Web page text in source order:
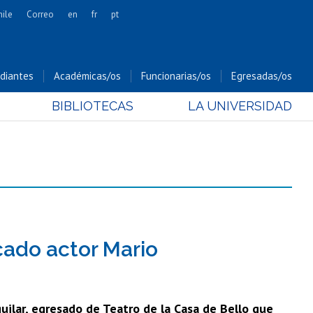
Cs. Forestales y Conservación
Cs. Sociales
Bachillerato
Correo en fr pt
Académicas/os Funcionarias/os Egresadas/os
BIBLIOTECAS LA UNIVERSIDAD
actor Mario
egresado de Teatro de la Casa de Bello que